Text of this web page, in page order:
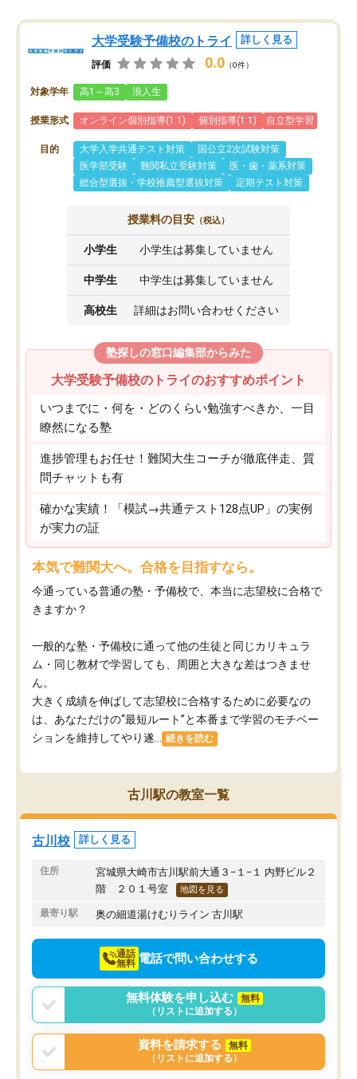
大学受験予備校のトライ 詳しく見る
評価 0.0 （0件）
対象学年 高1～高3 浪人生
授業形式 オンライン個別指導(1:1) 個別指導(1:1) 自立型学習
目的 大学入学共通テスト対策
国公立2次試験対策
医学部受験
難関私立受験対策
医・歯・薬系対策
総合型選抜・学校推薦型選抜対策
定期テスト対策
授業料の目安 （税込）
小学生 小学生は募集していません
中学生 中学生は募集していません
高校生 詳細はお問い合わせください
塾探しの窓口編集部からみた
大学受験予備校のトライのおすすめポイント
いつまでに・何を・どのくらい勉強すべきか、一目
瞭然になる塾
進捗管理もお任せ！難関大生コーチが徹底伴走、質
問チャットも有
確かな実績！「模試→共通テスト128点UP」の実例
が実力の証
本気で難関大へ。合格を目指すなら。
今通っている普通の塾・予備校で、本当に志望校に合格で
きますか？
一般的な塾・予備校に通って他の生徒と同じカリキュラ
ム・同じ教材で学習しても、周囲と大きな差はつきませ
ん。
大きく成績を伸ばして志望校に合格するために必要なの
は、あなただけの“最短ルート”と本番まで学習のモチベー
ションを維持してやり遂...
続きを読む
古川駅の教室一覧
古川校 詳しく見る
住所
宮城県大崎市古川駅前大通３−１−１ 内野ビル２
階 ２０１号室
地図を見る
最寄り駅 奥の細道湯けむりライン 古川駅
通話
無料 電話で問い合わせする
無料体験を申し込む
無料
（リストに追加する）
資料を請求する
無料
（リストに追加する）